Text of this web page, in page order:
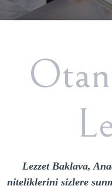
Lezzet Baklava,
niteliklerini sizlere